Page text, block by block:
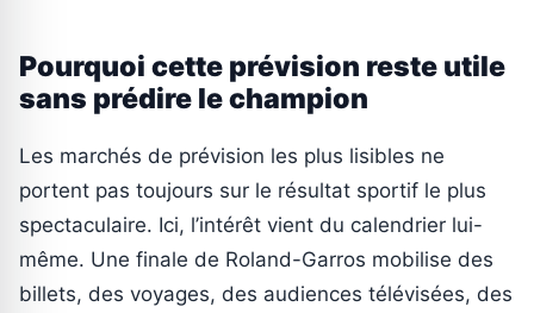
Pourquoi cette prévision reste utile
sans prédire le champion
Les marchés de prévision les plus lisibles ne
portent pas toujours sur le résultat sportif le plus
spectaculaire. Ici, l’intérêt vient du calendrier lui-
même. Une finale de Roland-Garros mobilise des
billets, des voyages, des audiences télévisées, des